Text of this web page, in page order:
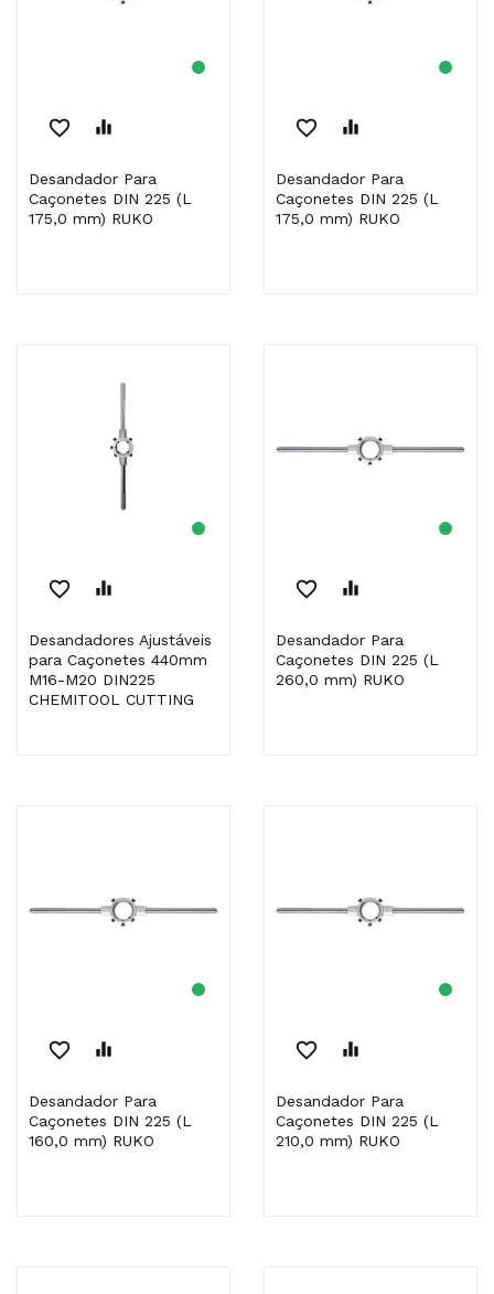
favorite_border equalizer
Desandador Para
Caçonetes DIN 225 (L
175,0 mm) RUKO
favorite_border equalizer
Desandador Para
Caçonetes DIN 225 (L
175,0 mm) RUKO
favorite_border equalizer
Desandadores Ajustáveis
para Caçonetes 440mm
M16-M20 DIN225
CHEMITOOL CUTTING
favorite_border equalizer
Desandador Para
Caçonetes DIN 225 (L
260,0 mm) RUKO
favorite_border equalizer
Desandador Para
Caçonetes DIN 225 (L
160,0 mm) RUKO
favorite_border equalizer
Desandador Para
Caçonetes DIN 225 (L
210,0 mm) RUKO